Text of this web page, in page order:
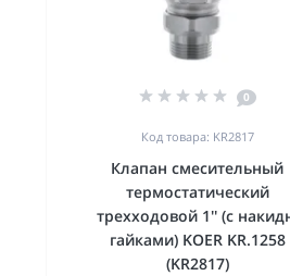
0
Код товара: KR2817
Клапан смесительный
термостатический
трехходовой 1'' (с
гайками) KOER KR.1258
(KR2817)